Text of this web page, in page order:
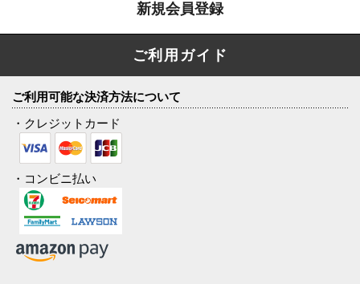
新規会員登録
ご利用ガイド
ご利用可能な決済方法について
・クレジットカード
・コンビニ払い